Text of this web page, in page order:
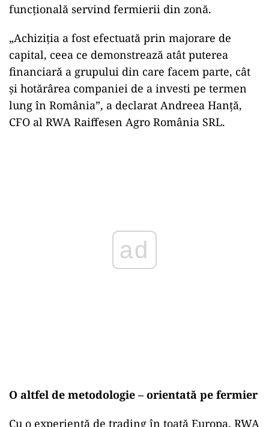
funcțională servind fermierii din zonă.
„Achiziția a fost efectuată prin majorare de
capital, ceea ce demonstrează atât puterea
financiară a grupului din care facem parte, cât
și hotărârea companiei de a investi pe termen
lung în România”, a declarat Andreea Hanță,
CFO al RWA Raiffesen Agro România SRL.
ad
O altfel de metodologie – orientată pe fermier
Cu o experiență de trading în toată Europa, RWA